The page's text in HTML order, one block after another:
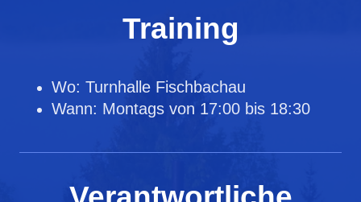
Training
Wo: Turnhalle Fischbachau
Wann: Montags von 17:00 bis 18:30